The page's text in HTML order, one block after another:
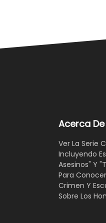
Acerca
Ver La Serie
Incluyendo
Asesinos" Y
Para
Crimen Y
Sobre Los